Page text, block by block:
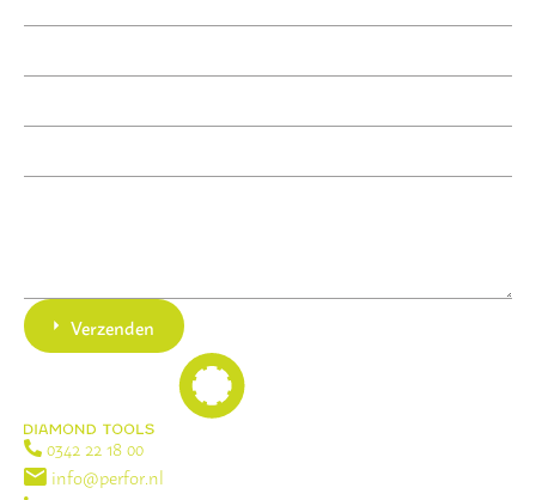
Verzenden
0342 22 18 00
info@perfor.nl